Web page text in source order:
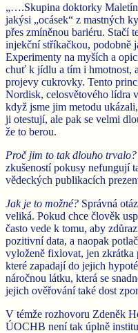
„….Skupina doktorky
jakýsi „ocásek“ z mastných
přes zmíněnou bariéru. Stačí
injekční stříkačkou, podobně
Experimenty na myších a
chuť k jídlu a tím i hmotnost,
projevy cukrovky. Tento
Nordisk, celosvětového lídra
když jsme jim metodu
ji otestují, ale pak se velmi
že to berou.
Proč jim to tak dlouho trvalo?
zkušeností pokusy nefungují
vědeckých publikacích
Jak je to možné? Správná
veliká. Pokud chce člověk
často vede k tomu, aby
pozitivní data, a naopak
vyloženě fixlovat, jen zkrátka
které zapadají do jejich
náročnou látku, která se
jejich ověřování také dost
V témže rozhovoru Zdeněk
ÚOCHB není tak úplně